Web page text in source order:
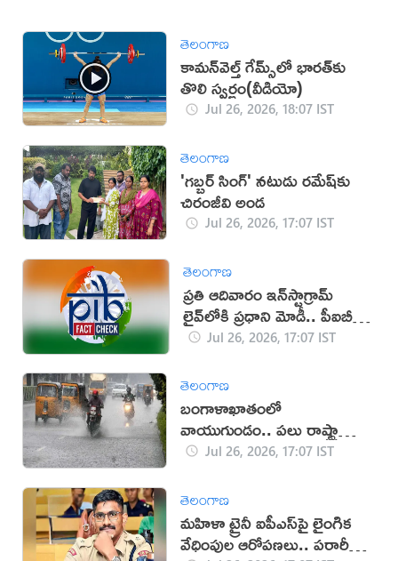
తెలంగాణ
కామన్‌వెల్త్ గేమ్స్‌లో భారత్‌కు
తొలి స్వర్ణం(వీడియో)
Jul 26, 2026, 18:07 IST
తెలంగాణ
'గబ్బర్ సింగ్' నటుడు రమేష్‌కు
చిరంజీవి అండ
Jul 26, 2026, 17:07 IST
తెలంగాణ
ప్రతి ఆదివారం ఇన్‌స్టాగ్రామ్
లైవ్‌లోకి ప్రధాని మోడీ.. పీఐబీ
క్లారిటీ ఇదే!
Jul 26, 2026, 17:07 IST
తెలంగాణ
బంగాళాఖాతంలో
వాయుగుండం.. పలు రాష్ట్రాల్లో
తీవ్ర వర్ష హెచ్చరికలు జారీ!
Jul 26, 2026, 17:07 IST
తెలంగాణ
మహిళా ట్రైనీ ఐపీఎస్‌పై లైంగిక
వేధింపుల ఆరోపణలు.. పరారీలో